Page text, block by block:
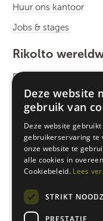
Huur ons kantoor
Jobs & stages
Rikolto
Rikolto International
Zuid-Oost Azië
West-Afrika
Latijns-Amerika
Deze website
gebruik van
Deze website
gebruikerservaring te
onze website te
alle cookies in
Cookiebeleid. Lees
STRIKT
PRESTATIE